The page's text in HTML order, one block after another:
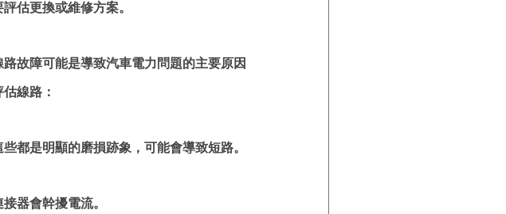
估更換或維修方案。
故障可能是導致汽車電力問題的主要原因
線路：
都是明顯的磨損跡象，可能會導致短路。
器會幹擾電流。